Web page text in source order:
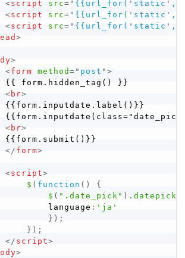
<script src= " {{url_for( ' static '
<script src= " {{url_for( ' static '
<script src= " {{url_for( ' static '
>
>
<form method= " post ">
{{ form.hidden_tag() }}
< br>
{{form.inputdate.label()}}
< br>
{{form.submit()}}
</ form>
<script>
$ ( function ( )
{
$ ( ".date_pick" ) .
language
: 'ja'
} ) ;
} ) ;
</ script>
>